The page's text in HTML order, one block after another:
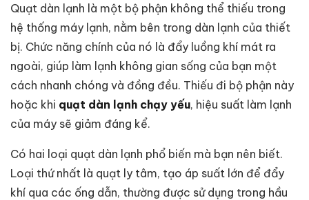
Quạt dàn lạnh là một bộ phận không thể thiếu trong
hệ thống máy lạnh, nằm bên trong dàn lạnh của thiết
bị. Chức năng chính của nó là đẩy luồng khí mát ra
ngoài, giúp làm lạnh không gian sống của bạn một
cách nhanh chóng và đồng đều. Thiếu đi bộ phận này
hoặc khi quạt dàn lạnh chạy yếu, hiệu suất làm lạnh
của máy sẽ giảm đáng kể.
Có hai loại quạt dàn lạnh phổ biến mà bạn nên biết.
Loại thứ nhất là quạt ly tâm, tạo áp suất lớn để đẩy
khí qua các ống dẫn, thường được sử dụng trong hầu